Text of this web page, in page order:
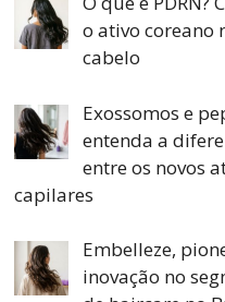
o ativo coreano
cabelo
Exossomos e
entenda a
entre os novos
capilares
Embelleze,
inovação no